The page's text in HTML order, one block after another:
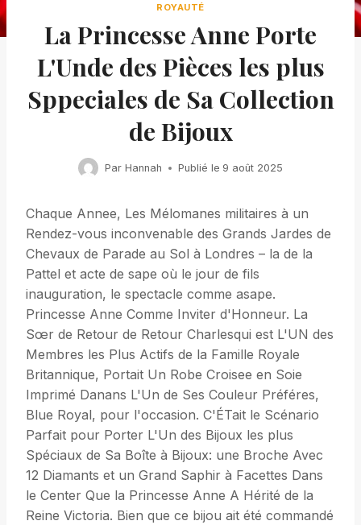
ROYAUTÉ
La Princesse Anne Porte
L'Unde des Pièces les plus
Sppeciales de Sa Collection
de Bijoux
Par Hannah Publié le 9 août 2025
Chaque Annee, Les Mélomanes militaires à un
Rendez-vous inconvenable des Grands Jardes de
Chevaux de Parade au Sol à Londres – la de la
Pattel et acte de sape où le jour de fils
inauguration, le spectacle comme asape.
Princesse Anne Comme Inviter d'Honneur. La
Sœr de Retour de Retour Charlesqui est L'UN des
Membres les Plus Actifs de la Famille Royale
Britannique, Portait Un Robe Croisee en Soie
Imprimé Danans L'Un de Ses Couleur Préféres,
Blue Royal, pour l'occasion. C'ÉTait le Scénario
Parfait pour Porter L'Un des Bijoux les plus
Spéciaux de Sa Boîte à Bijoux: une Broche Avec
12 Diamants et un Grand Saphir à Facettes Dans
le Center Que la Princesse Anne A Hérité de la
Reine Victoria. Bien que ce bijou ait été commandé